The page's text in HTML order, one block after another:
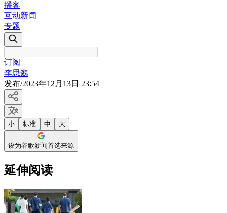
播客
互动新闻
专题
订阅
李思邈
发布/2023年12月13日 23:54
小 标准 中 大
设为谷歌新闻首选来源
延伸阅读